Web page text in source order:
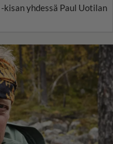
yhdessä Paul Uotilan